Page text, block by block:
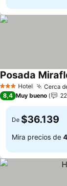
3 Estrellas
Hotel Cerca
Posada
8,4 Muy bueno
De $36.139
Mira precios de